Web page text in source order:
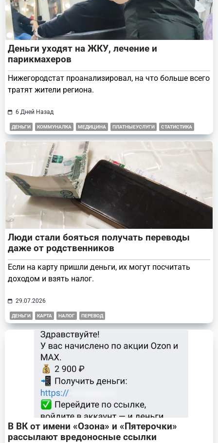
Деньги уходят на ЖКУ, лечение и
парикмахеров
Нижегородстат проанализировал, на что больше всего
тратят жители региона.
6 Дней Назад
ДЕНЬГИ КОММУНАЛКА МЕДИЦИНА ПЛАТНЫЕУСЛУГИ СТАТИСТИКА
Люди стали бояться получать переводы
даже от родственников
Если на карту пришли деньги, их могут посчитать
доходом и взять налог.
29.07.2026
ДЕНЬГИ КАРТА НАЛОГ ПЕРЕВОД
В ВК от имени «Озона» и «Пятерочки»
рассылают вредоносные ссылки